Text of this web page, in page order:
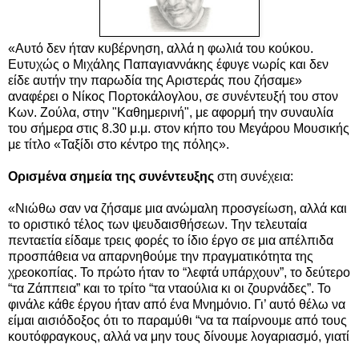
«Αυτό δεν ήταν κυβέρνηση, αλλά η φωλιά του κούκου.
Ευτυχώς ο Μιχάλης Παπαγιαννάκης έφυγε νωρίς και δεν
είδε αυτήν την παρωδία της Αριστεράς που ζήσαμε»
αναφέρει ο Νίκος Πορτοκάλογλου, σε συνέντευξή του στον
Κων. Ζούλα, στην "Καθημερινή", με αφορμή την συναυλία
του σήμερα στις 8.30 μ.μ. στον κήπο του Μεγάρου Μουσικής
με τίτλο «Ταξίδι στο κέντρο της πόλης».
Ορισμένα σημεία της συνέντευξης στη συνέχεια:
«Νιώθω σαν να ζήσαμε μια ανώμαλη προσγείωση, αλλά και
το οριστικό τέλος των ψευδαισθήσεων. Την τελευταία
πενταετία είδαμε τρεις φορές το ίδιο έργο σε μια απέλπιδα
προσπάθεια να απαρνηθούμε την πραγματικότητα της
χρεοκοπίας. Το πρώτο ήταν το “λεφτά υπάρχουν”, το δεύτερο
“τα Ζάππεια” και το τρίτο “τα νταούλια κι οι ζουρνάδες”. Το
φινάλε κάθε έργου ήταν από ένα Μνημόνιο. Γι’ αυτό θέλω να
είμαι αισιόδοξος ότι το παραμύθι “να τα παίρνουμε από τους
κουτόφραγκους, αλλά να μην τους δίνουμε λογαριασμό, γιατί